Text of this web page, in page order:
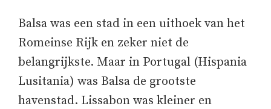
Balsa was een stad in een uithoek van het
Romeinse Rijk en zeker niet de
belangrijkste. Maar in Portugal (Hispania
Lusitania) was Balsa de grootste
havenstad. Lissabon was kleiner en